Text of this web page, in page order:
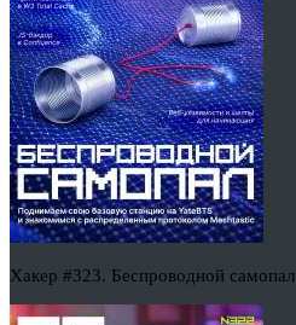
Хакер #323. Беспроводной самопал